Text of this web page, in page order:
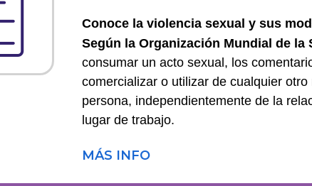
Conoce la violencia sexual y sus
Según la Organización Mundial de la
consumar un acto sexual, los
comercializar o utilizar de cualquier
persona, independientemente de la
lugar de trabajo.
MÁS INFO